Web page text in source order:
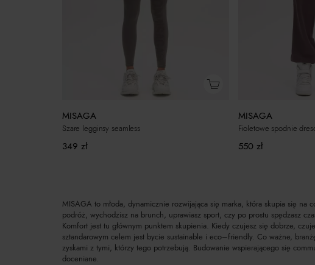
MISAGA
Szare legginsy seamless
349 zł
MISAGA
Fioletowe spodnie
550 zł
MISAGA to młoda, dynamicznie rozwijająca się marka, która skupia się
podróż, wychodzisz na brunch, uprawiasz sport, czy po prostu spędzasz
Komfort jest tu głównym punktem skupienia. Kiedy czujesz się dobrze,
sztandarowym celem jest bycie sustainable i eco–friendly. Co ważne,
zyskami z tymi, którzy tego potrzebują. Budowanie wspierającego się
doceniane.